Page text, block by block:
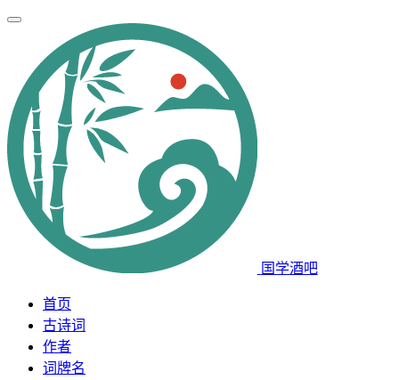
国学酒吧
首页
古诗词
作者
词牌名